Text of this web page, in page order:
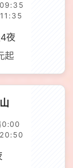
夜
起
0:00